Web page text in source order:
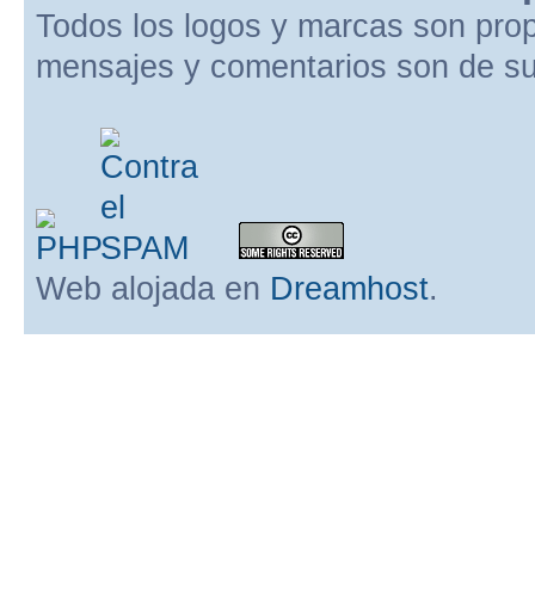
Todos los logos y marcas son
mensajes y comentarios son de
Web alojada en Dreamhost.